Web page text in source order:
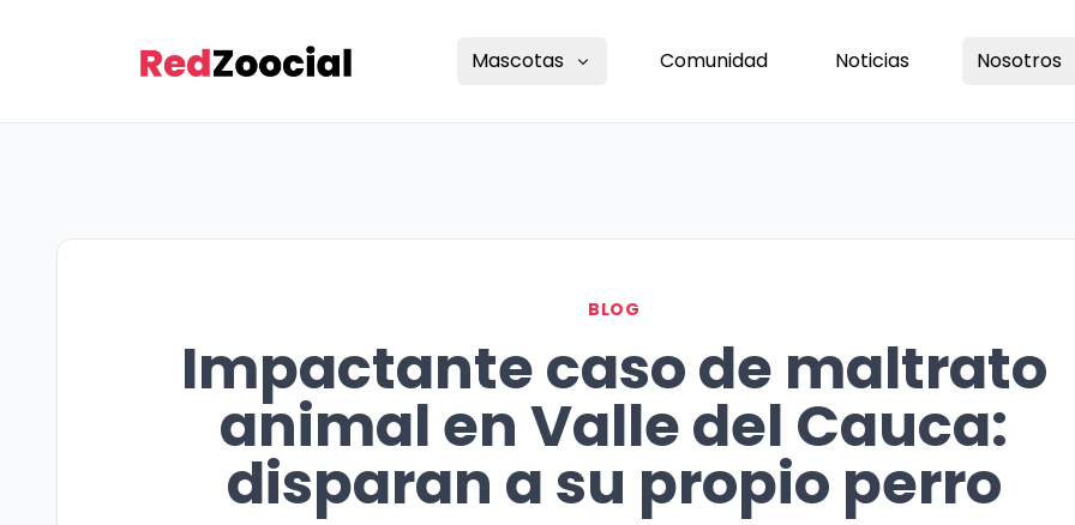
Mascotas Comunidad Noticias Nosotros
BLOG
Impactante caso de maltrato
animal en Valle del Cauca:
disparan a su propio perro